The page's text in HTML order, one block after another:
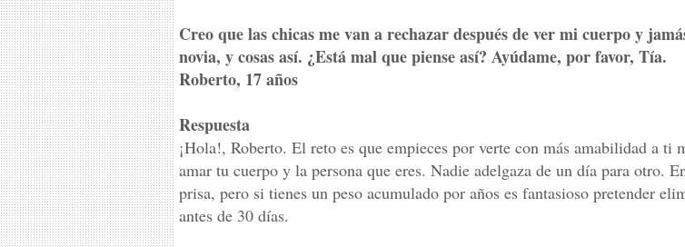
Creo que las chicas me van a rechazar después de ver mi cuerpo y
novia, y cosas así. ¿Está mal que piense así? Ayúdame, por favor, Tía.
Roberto, 17 años
Respuesta
¡Hola!, Roberto. El reto es que empieces por verte con más amabilidad a ti
amar tu cuerpo y la persona que eres. Nadie adelgaza de un día para otro.
prisa, pero si tienes un peso acumulado por años es fantasioso pretender
antes de 30 días.